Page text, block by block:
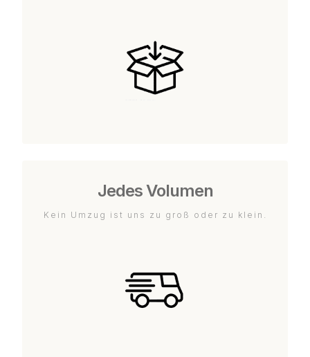
Jedes Volumen
Kein Umzug ist uns zu groß oder zu klein.